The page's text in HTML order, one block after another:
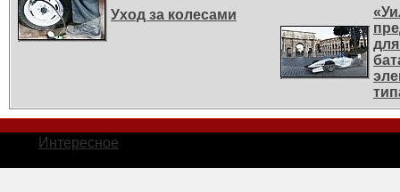
Уход за колесами
Интересное